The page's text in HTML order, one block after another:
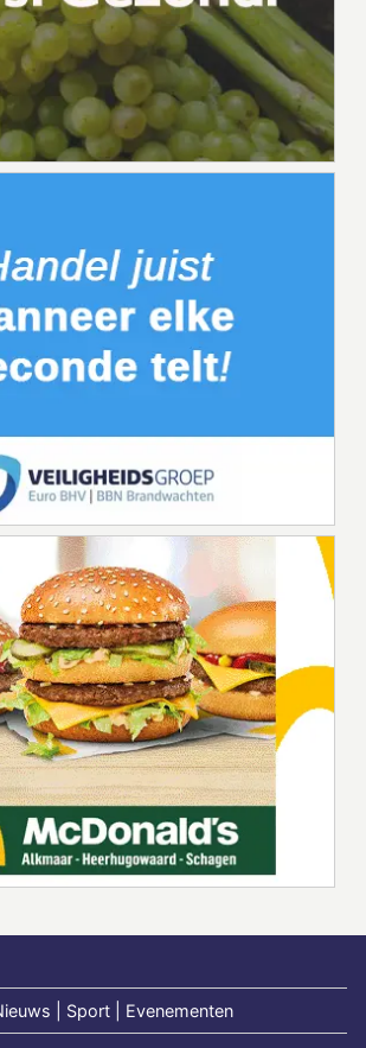
| Sport | Evenementen